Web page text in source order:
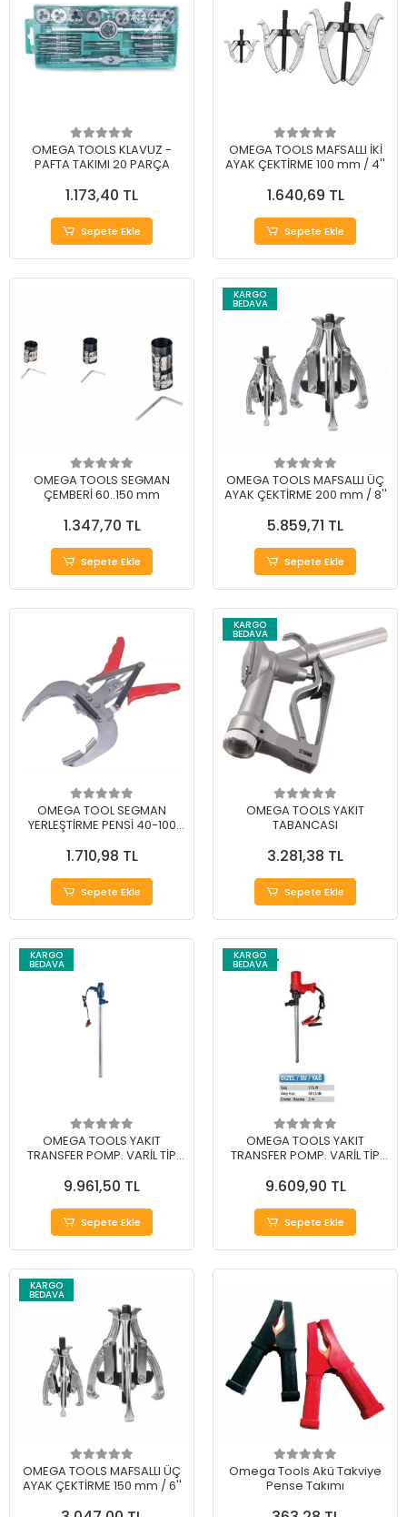
OMEGA TOOLS KLAVUZ -
PAFTA TAKIMI 20 PARÇA
1.173,40 TL
Sepete Ekle
OMEGA TOOLS MAFSALLI İKİ
AYAK ÇEKTİRME 100 mm / 4''
1.640,69 TL
Sepete Ekle
OMEGA TOOLS SEGMAN
ÇEMBERİ 60..150 mm
1.347,70 TL
Sepete Ekle
KARGO
BEDAVA
OMEGA TOOLS MAFSALLI ÜÇ
AYAK ÇEKTİRME 200 mm / 8''
5.859,71 TL
Sepete Ekle
OMEGA TOOL SEGMAN
YERLEŞTİRME PENSİ 40-100
1.710,98 TL
Sepete Ekle
KARGO
BEDAVA
OMEGA TOOLS YAKIT
TABANCASI
3.281,38 TL
Sepete Ekle
KARGO
BEDAVA
OMEGA TOOLS YAKIT
TRANSFER POMP. VARİL TİP
9.961,50 TL
Sepete Ekle
KARGO
BEDAVA
OMEGA TOOLS YAKIT
TRANSFER POMP. VARİL TİP
9.609,90 TL
Sepete Ekle
KARGO
BEDAVA
OMEGA TOOLS MAFSALLI ÜÇ
AYAK ÇEKTİRME 150 mm / 6''
Omega Tools Akü Takviye
Pense Takımı